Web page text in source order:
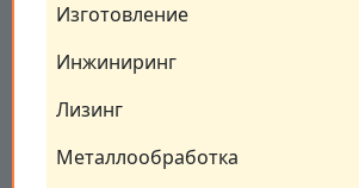
Изготовление
Инжиниринг
Лизинг
Металлообработка